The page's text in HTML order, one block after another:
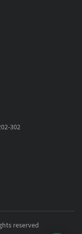
302
reserved